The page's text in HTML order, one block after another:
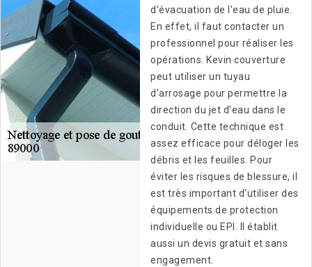
d'évacuation de l'eau de pluie.
En effet, il faut contacter un
professionnel pour réaliser les
opérations. Kevin couverture
peut utiliser un tuyau
d'arrosage pour permettre la
direction du jet d'eau dans le
conduit. Cette technique est
assez efficace pour déloger les
débris et les feuilles. Pour
éviter les risques de blessure, il
est très important d'utiliser des
équipements de protection
individuelle ou EPI. Il établit
aussi un devis gratuit et sans
engagement.